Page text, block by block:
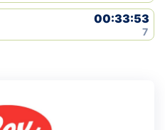
00:33:53
7